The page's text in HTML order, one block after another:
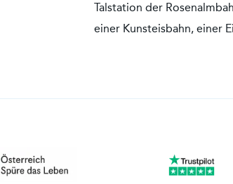
Talstation der
einer Kunsteisbahn, einer